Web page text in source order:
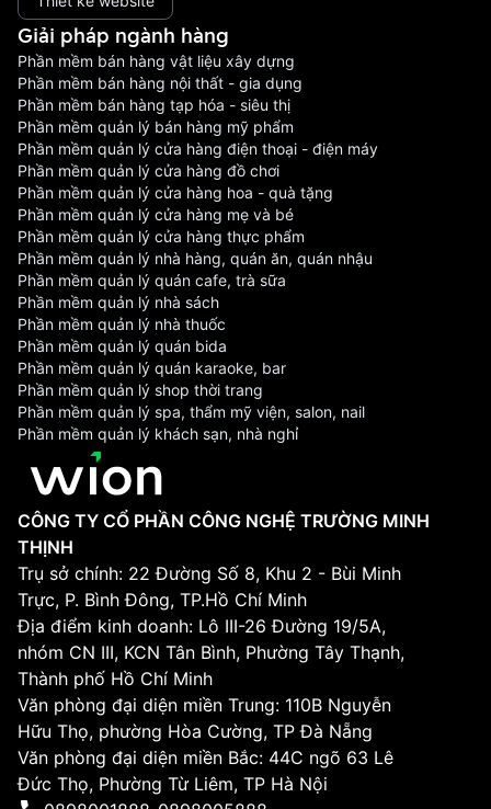
Giải pháp ngành hàng
Phần mềm bán hàng vật liệu xây dựng
Phần mềm bán hàng nội thất - gia dụng
Phần mềm bán hàng tạp hóa - siêu thị
Phần mềm quản lý bán hàng mỹ phẩm
Phần mềm quản lý cửa hàng điện thoại - điện máy
Phần mềm quản lý cửa hàng đồ chơi
Phần mềm quản lý cửa hàng hoa - quà tặng
Phần mềm quản lý cửa hàng mẹ và bé
Phần mềm quản lý cửa hàng thực phẩm
Phần mềm quản lý nhà hàng, quán ăn, quán nhậu
Phần mềm quản lý quán cafe, trà sữa
Phần mềm quản lý nhà sách
Phần mềm quản lý nhà thuốc
Phần mềm quản lý quán bida
Phần mềm quản lý quán karaoke, bar
Phần mềm quản lý shop thời trang
Phần mềm quản lý spa, thẩm mỹ viện, salon, nail
Phần mềm quản lý khách sạn, nhà nghỉ
CÔNG TY CỔ PHẦN CÔNG NGHỆ TRƯỜNG MINH
THỊNH
Trụ sở chính: 22 Đường Số 8, Khu 2 - Bùi Minh
Trực, P. Bình Đông, TP.Hồ Chí Minh
Địa điểm kinh doanh: Lô III-26 Đường 19/5A,
nhóm CN III, KCN Tân Bình, Phường Tây Thạnh,
Thành phố Hồ Chí Minh
Văn phòng đại diện miền Trung: 110B Nguyễn
Hữu Thọ, phường Hòa Cường, TP Đà Nẵng
Văn phòng đại diện miền Bắc: 44C ngõ 63 Lê
Đức Thọ, Phường Từ Liêm, TP Hà Nội